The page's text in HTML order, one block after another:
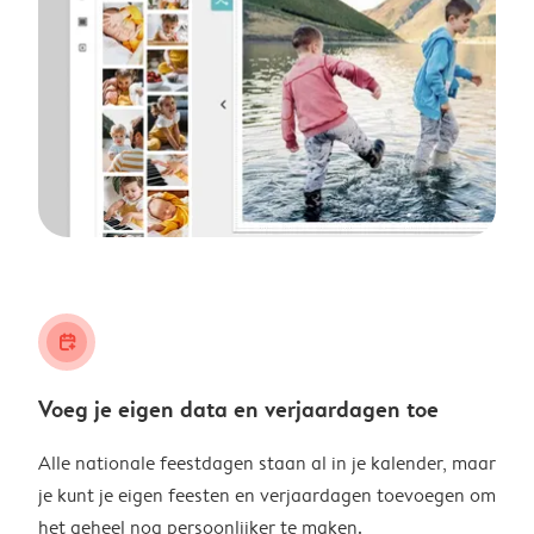
calendar_plus
Voeg je eigen data en verjaardagen toe
Alle nationale feestdagen staan al in je kalender, maar
je kunt je eigen feesten en verjaardagen toevoegen om
het geheel nog persoonlijker te maken.